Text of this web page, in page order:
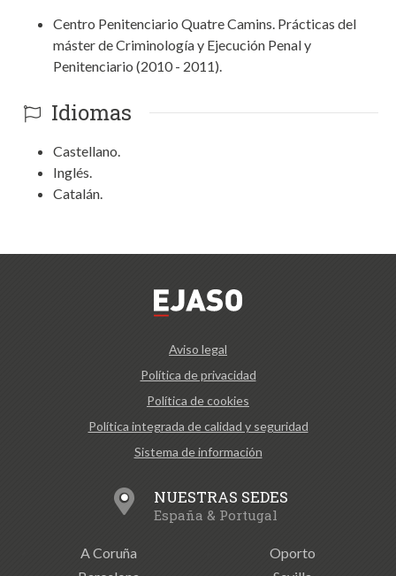
Centro Penitenciario Quatre Camins. Prácticas del
máster de Criminología y Ejecución Penal y
Penitenciario (2010 - 2011).
Idiomas
Castellano.
Inglés.
Catalán.
Aviso legal
Política de privacidad
Política de cookies
Política integrada de calidad y seguridad
Sistema de información
NUESTRAS SEDES
España & Portugal
A Coruña
Oporto